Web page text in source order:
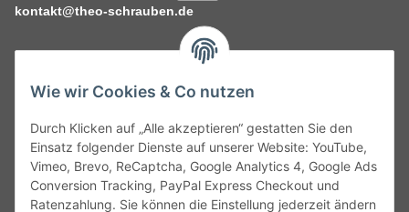
Wie wir Cookies & Co nutzen
Durch Klicken auf „Alle akzeptieren“ gestatten Sie den
Einsatz folgender Dienste auf unserer Website: YouTube,
Vimeo, Brevo, ReCaptcha, Google Analytics 4, Google Ads
Conversion Tracking, PayPal Express Checkout und
Ratenzahlung. Sie können die Einstellung jederzeit ändern
kontakt@theo-schrauben.de
Service
Gesetzliche Informationen